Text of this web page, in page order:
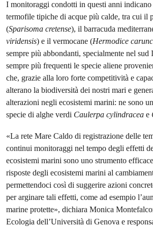
I monitoraggi condotti in questi anni indicano
termofile tipiche di acque più calde, tra cui il
(Sparisoma cretense), il barracuda
viridensis) e il vermocane (Hermodice
sempre più abbondanti, specialmente nel
sempre più frequenti le specie aliene
che, grazie alla loro forte competitività e
alterano la biodiversità dei nostri mari e
alterazioni negli ecosistemi marini: ne sono
specie di alghe verdi Caulerpa cylindracea e
«La rete Mare Caldo di registrazione delle
continui monitoraggi nel tempo degli effetti
ecosistemi marini sono uno strumento
risposte degli ecosistemi marini al
permettendoci così di suggerire azioni
per arginare tali effetti, come ad esempio
marine protette», dichiara Monica
Ecologia dell’Università di Genova e